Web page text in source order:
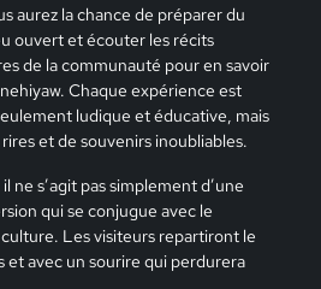
aurez la chance de préparer du
ouvert et écouter les récits
de la communauté pour en savoir
Chaque expérience est
ludique et éducative, mais
et de souvenirs inoubliables.
ne s’agit pas simplement d’une
qui se conjugue avec le
Les visiteurs repartiront le
avec un sourire qui perdurera